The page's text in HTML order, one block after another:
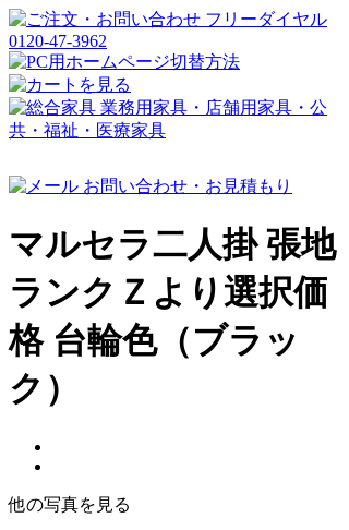
マルセラ二人掛 張地
ランクＺより選択価
格 台輪色（ブラッ
ク）
他の写真を見る